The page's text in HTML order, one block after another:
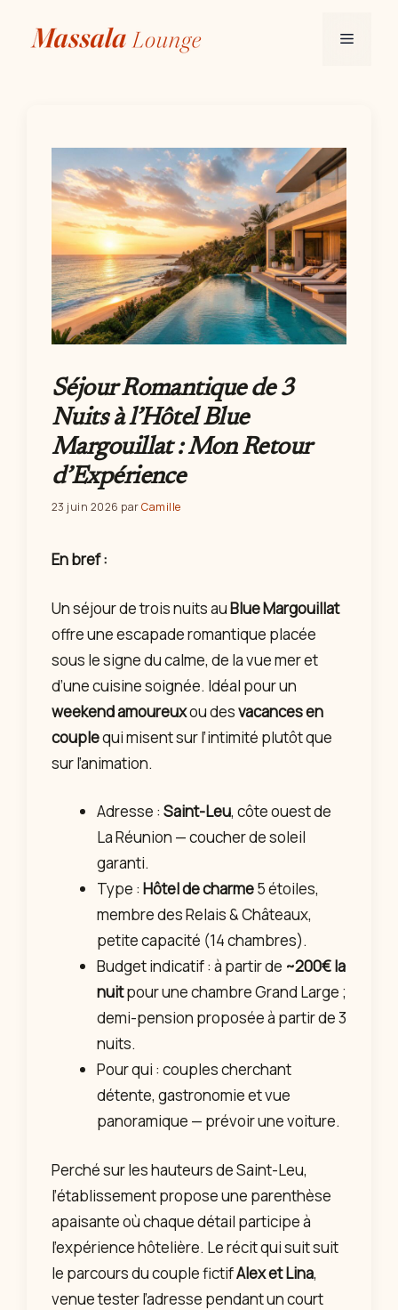
contenu
Menu
Séjour Romantique de 3
Nuits à l’Hôtel Blue
Margouillat : Mon Retour
d’Expérience
23 juin 2026 parCamille
En bref :
Un séjour de trois nuits auBlue Margouillat
offre une escapade romantique placée
sous le signe du calme, de la vue mer et
d’une cuisine soignée. Idéal pour un
weekend amoureuxou desvacances en
couplequi misent sur l’intimité plutôt que
sur l’animation.
Adresse : Saint-Leu, côte ouest de
La Réunion — coucher de soleil
garanti.
Type : Hôtel de charme5 étoiles,
membre des Relais & Châteaux,
petite capacité (14 chambres).
Budget indicatif : à partir de ~200€ la
nuitpour une chambre Grand Large ;
demi-pension proposée à partir de 3
nuits.
Pour qui : couples cherchant
détente, gastronomie et vue
panoramique — prévoir une voiture.
Perché sur les hauteurs de Saint-Leu,
l’établissement propose une parenthèse
apaisante où chaque détail participe à
l’expérience hôtelière. Le récit qui suit suit
le parcours du couple fictifAlex et Lina,
venue tester l’adresse pendant un court